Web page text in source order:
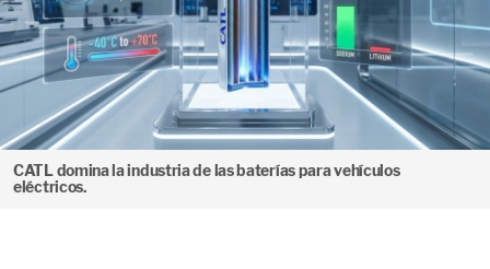
CATL domina la industria de las baterías para vehículos
eléctricos.